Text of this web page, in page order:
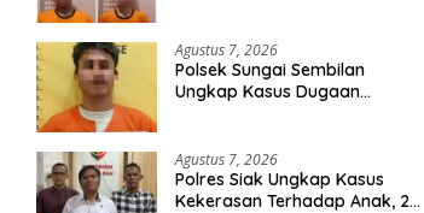
Agustus 7, 2026
Polsek Sungai Sembilan
Ungkap Kasus Dugaan
Berhasil Diamankan
Agustus 7, 2026
Polres Siak Ungkap Kasus
Kekerasan Terhadap Anak, 2